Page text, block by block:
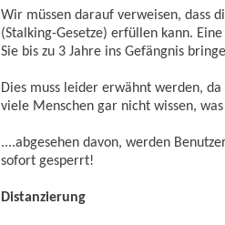
Wir müssen darauf verweisen, dass
(Stalking-Gesetze) erfüllen kann.
Sie bis zu 3 Jahre ins Gefängnis
Dies muss leider erwähnt werden,
viele Menschen gar nicht wissen,
....abgesehen davon, werden
sofort gesperrt!
Distanzierung